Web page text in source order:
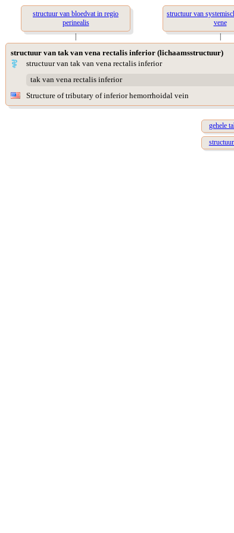
structuur van bloedvat in regio
perinealis
structuur van
vene
|
|
structuur van tak van vena rectalis inferior (lichaamsstructuur)
structuur van tak van vena rectalis inferior
tak van vena rectalis inferior
Structure of tributary of inferior hemorrhoidal vein
gehele